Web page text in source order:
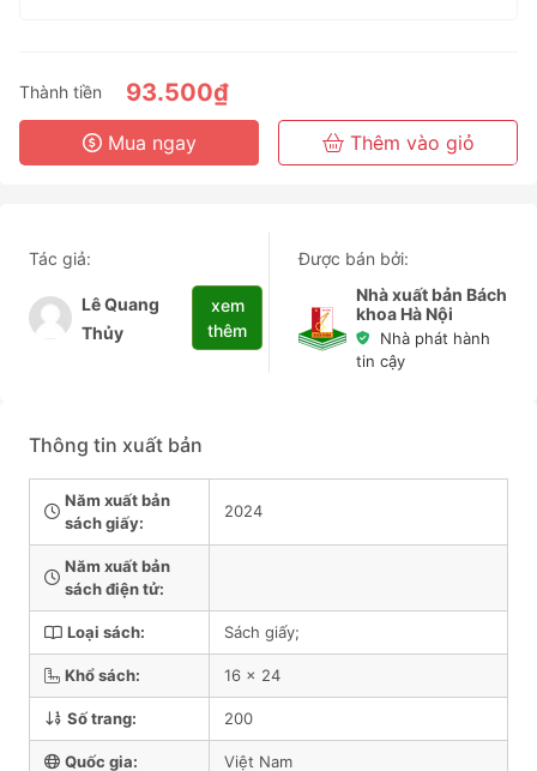
Thành tiền 93.500₫
Mua ngay Thêm vào giỏ
Tác giả:
Lê Quang
Thủy
xem
thêm
Được bán bởi:
Nhà xuất bản Bách
khoa Hà Nội
Nhà phát hành
tin cậy
Thông tin xuất bản
Năm xuất bản
sách giấy:
2024
Năm xuất bản
sách điện tử:
Loại sách: Sách giấy;
Khổ sách: 16 x 24
Số trang: 200
Quốc gia: Việt Nam